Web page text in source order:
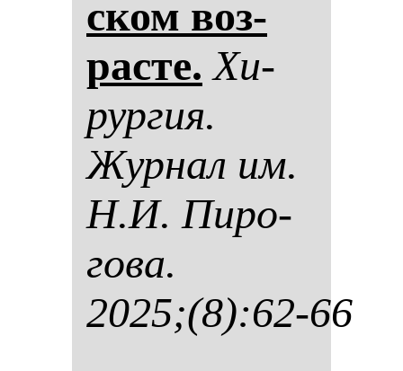
ском воз­
рас­те. Хи­
рур­гия.
Жур­нал им.
Н.И. Пи­ро­
го­ва.
2025;(8):62-66